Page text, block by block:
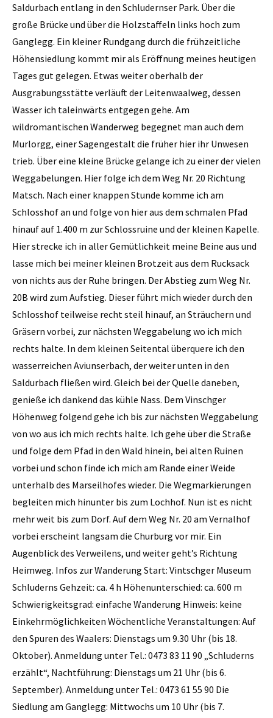
Saldurbach entlang in den Schludernser Park. Über die
große Brücke und über die Holzstaffeln links hoch zum
Ganglegg. Ein kleiner Rundgang durch die frühzeitliche
Höhensiedlung kommt mir als Eröffnung meines heutigen
Tages gut gelegen. Etwas weiter oberhalb der
Ausgrabungsstätte verläuft der Leitenwaalweg, dessen
Wasser ich taleinwärts entgegen gehe. Am
wildromantischen Wanderweg begegnet man auch dem
Murlorgg, einer Sagengestalt die früher hier ihr Unwesen
trieb. Über eine kleine Brücke gelange ich zu einer der vielen
Weggabelungen. Hier folge ich dem Weg Nr. 20 Richtung
Matsch. Nach einer knappen Stunde komme ich am
Schlosshof an und folge von hier aus dem schmalen Pfad
hinauf auf 1.400 m zur Schlossruine und der kleinen Kapelle.
Hier strecke ich in aller Gemütlichkeit meine Beine aus und
lasse mich bei meiner kleinen Brotzeit aus dem Rucksack
von nichts aus der Ruhe bringen. Der Abstieg zum Weg Nr.
20B wird zum Aufstieg. Dieser führt mich wieder durch den
Schlosshof teilweise recht steil hinauf, an Sträuchern und
Gräsern vorbei, zur nächsten Weggabelung wo ich mich
rechts halte. In dem kleinen Seitental überquere ich den
wasserreichen Aviunserbach, der weiter unten in den
Saldurbach fließen wird. Gleich bei der Quelle daneben,
genieße ich dankend das kühle Nass. Dem Vinschger
Höhenweg folgend gehe ich bis zur nächsten Weggabelung
von wo aus ich mich rechts halte. Ich gehe über die Straße
und folge dem Pfad in den Wald hinein, bei alten Ruinen
vorbei und schon finde ich mich am Rande einer Weide
unterhalb des Marseilhofes wieder. Die Wegmarkierungen
begleiten mich hinunter bis zum Lochhof. Nun ist es nicht
mehr weit bis zum Dorf. Auf dem Weg Nr. 20 am Vernalhof
vorbei erscheint langsam die Churburg vor mir. Ein
Augenblick des Verweilens, und weiter geht’s Richtung
Heimweg. Infos zur Wanderung Start: Vintschger Museum
Schluderns Gehzeit: ca. 4 h Höhenunterschied: ca. 600 m
Schwierigkeitsgrad: einfache Wanderung Hinweis: keine
Einkehrmöglichkeiten Wöchentliche Veranstaltungen: Auf
den Spuren des Waalers: Dienstags um 9.30 Uhr (bis 18.
Oktober). Anmeldung unter Tel.: 0473 83 11 90 „Schluderns
erzählt“, Nachtführung: Dienstags um 21 Uhr (bis 6.
September). Anmeldung unter Tel.: 0473 61 55 90 Die
Siedlung am Ganglegg: Mittwochs um 10 Uhr (bis 7.